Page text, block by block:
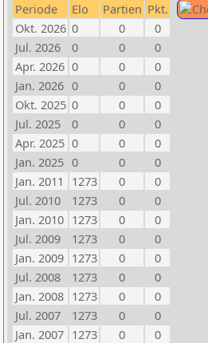
Periode Elo Partien Pkt.
Okt. 2026 0 0
0
Jul. 2026
0 0
0
Apr. 2026 0 0
0
Jan. 2026 0 0
0
Okt. 2025 0 0
0
Jul. 2025
0 0
0
Apr. 2025 0 0
0
Jan. 2025 0 0
0
Jan. 2011
1273 0
0
Jul. 2010
1273 0
0
Jan. 2010 1273 0
0
Jul. 2009
1273 0
0
Jan. 2009 1273 0
0
Jul. 2008
1273 0
0
Jan. 2008 1273 0
0
Jul. 2007
1273 0
0
Jan. 2007 1273 0
0